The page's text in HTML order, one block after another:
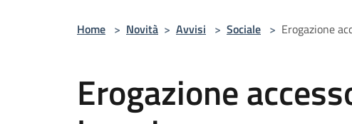
Home > Novità > Avvisi > Sociale > Erogazione
Erogazione